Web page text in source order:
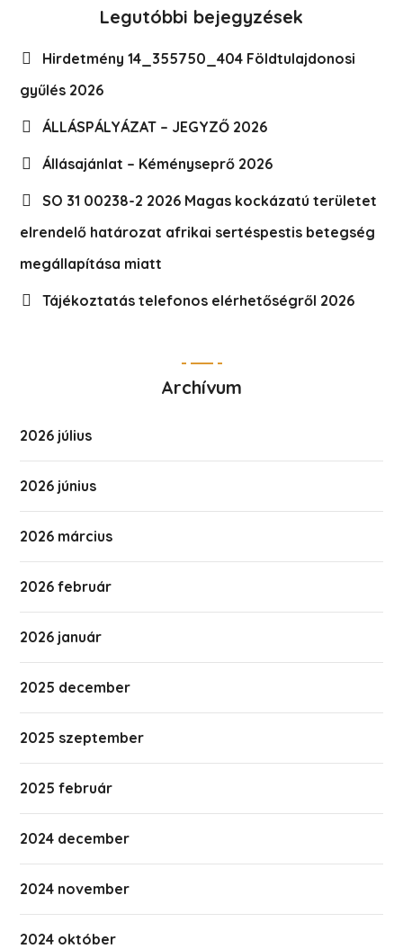
Legutóbbi bejegyzések
Hirdetmény 14_355750_404 Földtulajdonosi
gyűlés 2026
ÁLLÁSPÁLYÁZAT – JEGYZŐ 2026
Állásajánlat – Kéményseprő 2026
SO 31 00238-2 2026 Magas kockázatú területet
elrendelő határozat afrikai sertéspestis betegség
megállapítása miatt
Tájékoztatás telefonos elérhetőségről 2026
Archívum
2026 július
2026 június
2026 március
2026 február
2026 január
2025 december
2025 szeptember
2025 február
2024 december
2024 november
2024 október